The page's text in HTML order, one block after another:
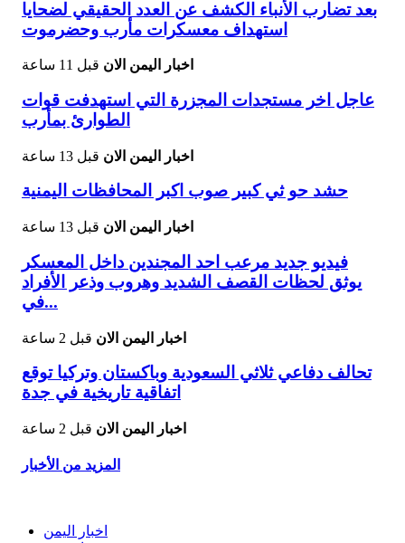
بعد تضارب الأنباء الكشف عن العدد الحقيقي لضحايا
استهداف معسكرات مأرب وحضرموت
اخبار اليمن الان قبل 11 ساعة
عاجل اخر مستجدات المجزرة التي استهدفت قوات
الطوارئ بمأرب
اخبار اليمن الان قبل 13 ساعة
حشد حو ثي كبير صوب اكبر المحافظات اليمنية
اخبار اليمن الان قبل 13 ساعة
فيديو جديد مرعب احد المجندين داخل المعسكر
يوثق لحظات القصف الشديد وهروب وذعر الأفراد
في...
اخبار اليمن الان قبل 2 ساعة
تحالف دفاعي ثلاثي السعودية وباكستان وتركيا توقع
اتفاقية تاريخية في جدة
اخبار اليمن الان قبل 2 ساعة
المزيد من الأخبار
اخبار اليمن